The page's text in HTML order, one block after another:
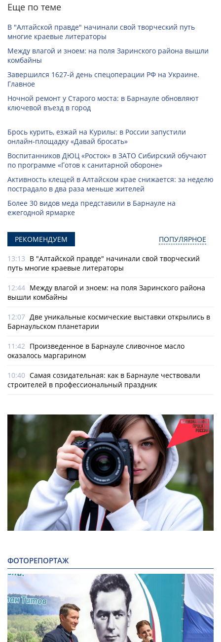
Еще по теме
В "Алтайской правде" начинали свой творческий путь
многие краевые литераторы
Между влагой и зноем: на поля Заринского района вышли
комбайны
Завершился 1627-й день спецоперации РФ на Украине.
Главное
Ночной ремонт у Старого моста: в Барнауле обновляют
ключевой въезд в город
Брось курить, езжай на Курилы: в России запустили
онлайн-­площадку «Давай бросать»
Воспитанников ДЮЦ «Росток» в ЗАТО Сибирский обучают
по программе «Готов к санитарной обороне»
Активность клещей в Алтайском крае снижается: за неделю
пострадало в два раза меньше жителей
Более 30 видов меда представили в Барнауле на
ежегодной ярмарке
РЕКОМЕНДУЕМ ПОПУЛЯРНОЕ
13:13 В "Алтайской правде" начинали свой творческий
путь многие краевые литераторы
12:44 Между влагой и зноем: на поля Заринского района
вышли комбайны
12:07 Две уникальные космические выставки открылись в
Барнаульском планетарии
11:42 Произведенное в Барнауле сливочное масло
оказалось маргарином
10:40 Самая созидательная: как в Барнауле чествовали
строителей в профессиональный праздник
ФОТОРЕПОРТАЖ